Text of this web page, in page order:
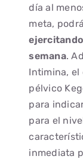
día al
meta,
semana.
Intimina, el
pélvico
para
para el
inmediata